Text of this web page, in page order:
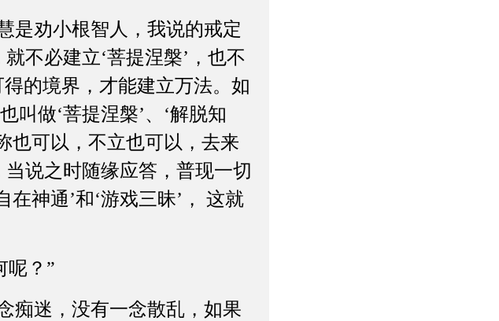
是劝小根智人，我说的戒定
不必建立‘菩提涅槃’，也不
的境界，才能建立万法。如
叫做‘菩提涅槃’、‘解脱知
也可以，不立也可以，去来
说之时随缘应答，普现一切
神通’和‘游戏三昧’， 这就
呢？”
痴迷，没有一念散乱，如果